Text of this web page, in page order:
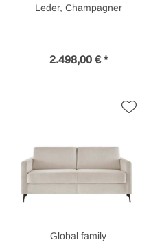
Leder, Champagner
2.498,00 € *
Global family